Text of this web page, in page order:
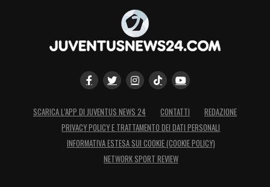
SCARICA L’APP DI JUVENTUS NEWS 24 CONTATTI
REDAZIONE
PRIVACY POLICY E TRATTAMENTO DEI DATI PERSONALI
INFORMATIVA ESTESA SUI COOKIE (COOKIE POLICY)
NETWORK SPORT REVIEW